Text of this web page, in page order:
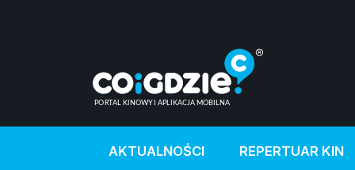
AKTUALNOŚCI REPERTUAR KIN